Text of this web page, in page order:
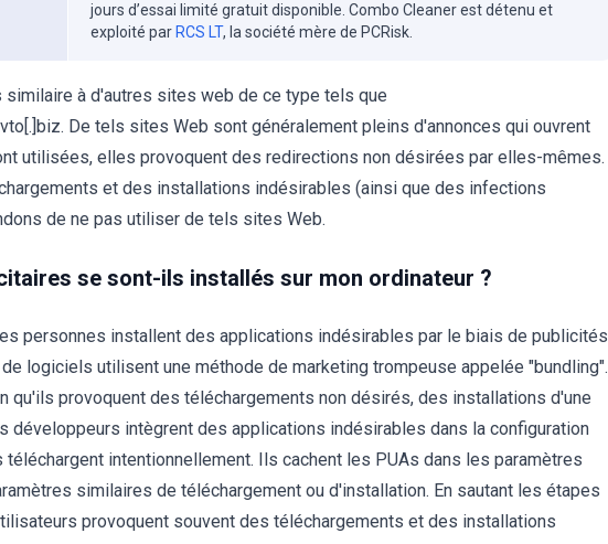
jours d’essai limité gratuit disponible. Combo Cleaner est détenu et
exploité par RCS LT, la société mère de PCRisk.
à d'autres sites web de ce type tels que
De tels sites Web sont généralement pleins d'annonces qui ouvrent
utilisées, elles provoquent des redirections non désirées par elles-mêmes.
et des installations indésirables (ainsi que des infections
de ne pas utiliser de tels sites Web.
se sont-ils installés sur mon ordinateur ?
personnes installent des applications indésirables par le biais de publicités
logiciels utilisent une méthode de marketing trompeuse appelée "bundling".
qu'ils provoquent des téléchargements non désirés, des installations d'une
développeurs intègrent des applications indésirables dans la configuration
intentionnellement. Ils cachent les PUAs dans les paramètres
similaires de téléchargement ou d'installation. En sautant les étapes
provoquent souvent des téléchargements et des installations